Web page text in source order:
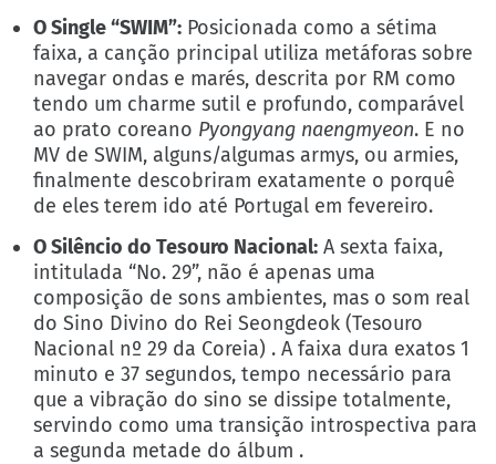
O Single “SWIM”: Posicionada como a sétima
faixa, a canção principal utiliza metáforas sobre
navegar ondas e marés, descrita por RM como
tendo um charme sutil e profundo, comparável
ao prato coreano Pyongyang naengmyeon. E no
MV de SWIM, alguns/algumas armys, ou armies,
finalmente descobriram exatamente o porquê
de eles terem ido até Portugal em fevereiro.
O Silêncio do Tesouro Nacional: A sexta faixa,
intitulada “No. 29”, não é apenas uma
composição de sons ambientes, mas o som real
do Sino Divino do Rei Seongdeok (Tesouro
Nacional nº 29 da Coreia) . A faixa dura exatos 1
minuto e 37 segundos, tempo necessário para
que a vibração do sino se dissipe totalmente,
servindo como uma transição introspectiva para
a segunda metade do álbum .